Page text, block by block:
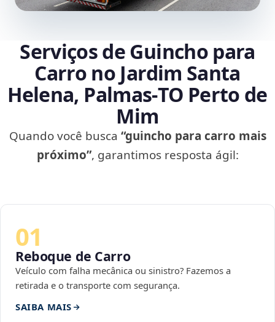
Serviços de Guincho para
Carro no Jardim Santa
Helena, Palmas‑TO Perto de
Mim
Quando você busca “guincho para carro mais
próximo”, garantimos resposta ágil:
01
Reboque de Carro
Veículo com falha mecânica ou sinistro? Fazemos a
retirada e o transporte com segurança.
SAIBA MAIS